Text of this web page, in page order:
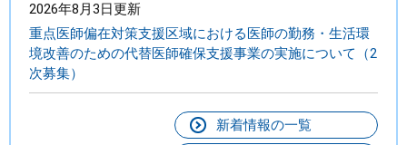
2026年8月3日更新
重点医師偏在対策支援区域における医師の勤務・生活環
境改善のための代替医師確保支援事業の実施について（2
次募集）
新着情報の一覧